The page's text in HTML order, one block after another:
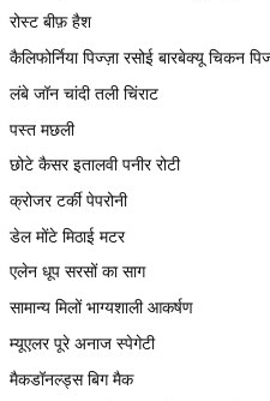
रोस्ट बीफ़ हैश
कैलिफोर्निया पिज्ज़ा रसोई बारबेक्यू चिकन
लंबे जॉन चांदी तली चिंराट
पस्त मछली
छोटे कैसर इतालवी पनीर रोटी
क्रोजर टर्की पेपरोनी
डेल मोंटे मिठाई मटर
एलेन धूप सरसों का साग
सामान्य मिलों भाग्यशाली आकर्षण
म्यूएलर पूरे अनाज स्पेगेटी
मैकडॉनल्ड्स बिग मैक